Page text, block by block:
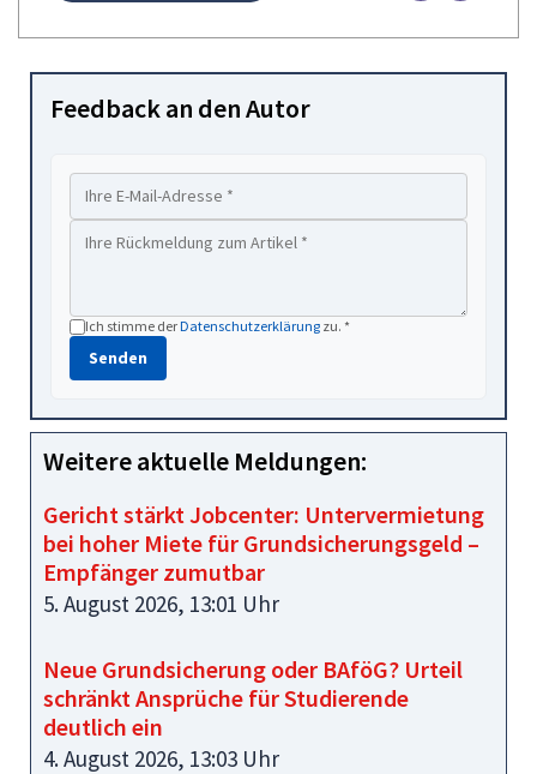
Feedback an den Autor
Ich stimme derDatenschutzerklärung zu. *
Senden
Weitere aktuelle Meldungen:
Gericht stärkt Jobcenter: Untervermietung
bei hoher Miete für Grundsicherungsgeld –
Empfänger zumutbar
5. August 2026, 13:01 Uhr
Neue Grundsicherung oder BAföG? Urteil
schränkt Ansprüche für Studierende
deutlich ein
4. August 2026, 13:03 Uhr